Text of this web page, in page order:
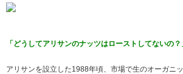
「どうしてアリサンのナッツはローストしてないの？
アリサンを設立した1988年頃、市場で生のオーガニ